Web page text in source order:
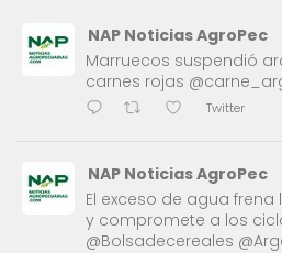
NAP Noticias AgroPec
Marruecos suspendió
carnes rojas
Twitter
NAP Noticias AgroPec
El exceso de agua
y compromete a los
@Bolsadecereales